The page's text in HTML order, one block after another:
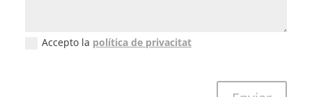
New Field
Accepto la política de privacitat